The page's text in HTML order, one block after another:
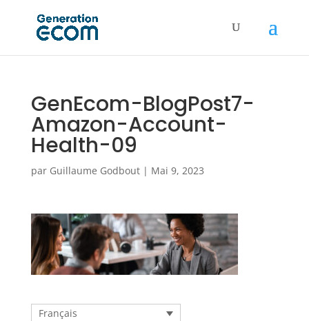
GenEcom-BlogPost7-
Amazon-Account-
Health-09
par Guillaume Godbout| Mai 9, 2023
Français